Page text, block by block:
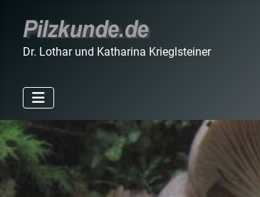
Dr. Lothar und Katharina Krieglsteiner